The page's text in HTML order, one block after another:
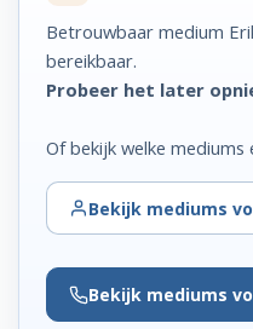
Betrouwbaar medium
bereikbaar.
Probeer het later
Of bekijk welke mediums
Bekijk mediums
Bekijk mediums